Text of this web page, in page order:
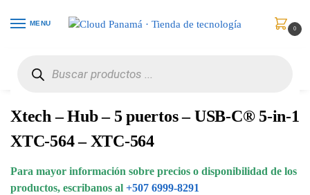
MENU
0
Xtech – Hub – 5 puertos – USB-C® 5-in-1
XTC-564 – XTC-564
Para mayor información sobre precios o disponibilidad de los
productos, escribanos al +507 6999-8291